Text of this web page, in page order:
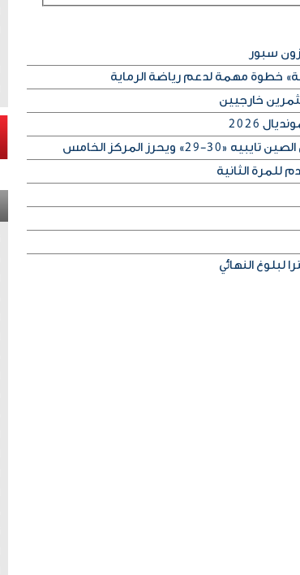
سبور
خطوة مهمة لدعم رياضة الرماية
خارجيين
2026
للمرة الثانية